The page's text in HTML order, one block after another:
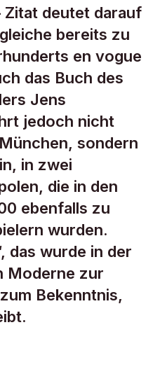
Zitat deutet darauf
bereits zu
en vogue
das Buch des
Jens
jedoch nicht
sondern
in zwei
die in den
ebenfalls zu
wurden.
das wurde in der
Moderne zur
Bekenntnis,